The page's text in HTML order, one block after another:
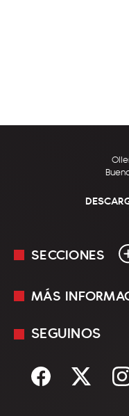
SECCIONES
En Vivo
Sociedad
MÁS
Mediakit
Términos y
SEGUINOS